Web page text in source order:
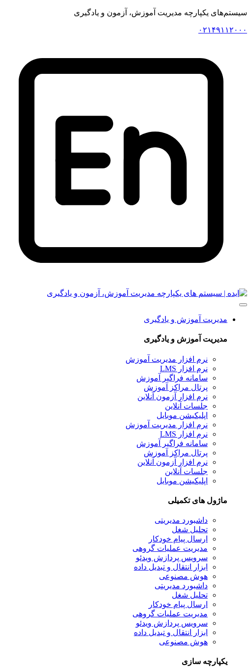
سیستم‌های یکپارچه مدیریت آموزش، آزمون و یادگیری
۰۲۱۴۹۱۱۲۰۰۰
مدیریت آموزش و یادگیری
مدیریت آموزش و یادگیری
نرم‌ افزار مدیریت آموزش
نرم افزار LMS
سامانه فراگیر آموزش
پرتال مراکز آموزش
نرم افزار آزمون آنلاین
جلسات آنلاین
اپلیکیشن موبایل
نرم‌ افزار مدیریت آموزش
نرم افزار LMS
سامانه فراگیر آموزش
پرتال مراکز آموزش
نرم افزار آزمون آنلاین
جلسات آنلاین
اپلیکیشن موبایل
ماژول های تکمیلی
داشبورد مدیریتی
تحلیل شغل
ارسال پیام خودکار
مدیریت عملیات گروهی
سرویس پردازش ویدئو
ابزار انتقال و تبدیل داده
هوش مصنوعی
داشبورد مدیریتی
تحلیل شغل
ارسال پیام خودکار
مدیریت عملیات گروهی
سرویس پردازش ویدئو
ابزار انتقال و تبدیل داده
هوش مصنوعی
یکپارچه سازی